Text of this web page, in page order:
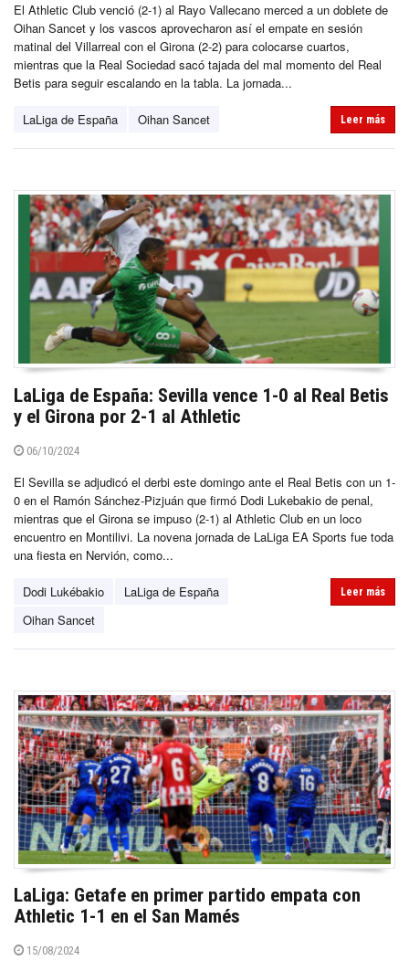
El Athletic Club venció (2-1) al Rayo Vallecano merced a un doblete de
Oihan Sancet y los vascos aprovecharon así el empate en sesión
matinal del Villarreal con el Girona (2-2) para colocarse cuartos,
mientras que la Real Sociedad sacó tajada del mal momento del Real
Betis para seguir escalando en la tabla. La jornada...
LaLiga de España Oihan Sancet Leer más
LaLiga de España: Sevilla vence 1-0 al Real Betis
y el Girona por 2-1 al Athletic
06/10/2024
El Sevilla se adjudicó el derbi este domingo ante el Real Betis con un 1-
0 en el Ramón Sánchez-Pizjuán que firmó Dodi Lukebakio de penal,
mientras que el Girona se impuso (2-1) al Athletic Club en un loco
encuentro en Montilivi. La novena jornada de LaLiga EA Sports fue toda
una fiesta en Nervión, como...
Dodi Lukébakio
LaLiga de España
Oihan Sancet
Leer más
LaLiga: Getafe en primer partido empata con
Athletic 1-1 en el San Mamés
15/08/2024